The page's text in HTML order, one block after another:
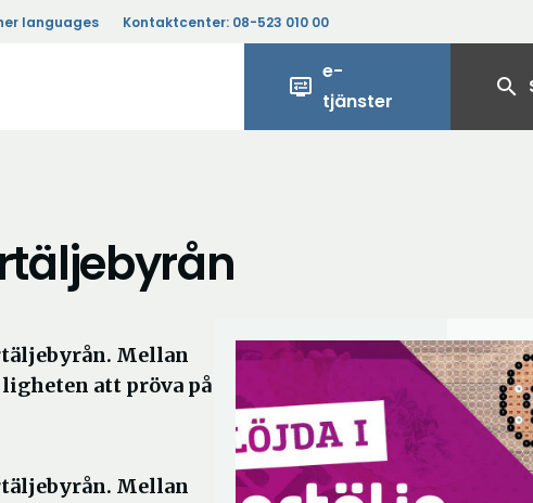
languages Kontaktcenter: 08-523 010 00
display_settings
e-
tjänster
search
Mellan
att pröva på
Mellan